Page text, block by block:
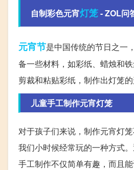
自制彩色元宵灯笼- ZOL问
元宵节是中国传统的节日之一
备一些材料，如彩纸、蜡烛和
剪裁和粘贴彩纸，制作出灯笼
儿童手工制作元宵灯笼
对于孩子们来说，制作元宵灯
我们小时候经常玩的一种方式
手工制作不仅简单有趣，而且